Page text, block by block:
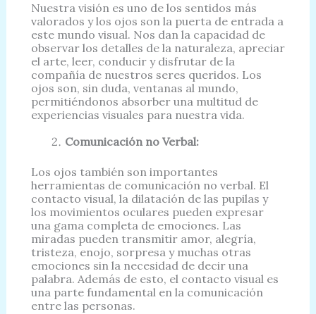
Nuestra visión es uno de los sentidos más
valorados y los ojos son la puerta de entrada a
este mundo visual. Nos dan la capacidad de
observar los detalles de la naturaleza, apreciar
el arte, leer, conducir y disfrutar de la
compañía de nuestros seres queridos. Los
ojos son, sin duda, ventanas al mundo,
permitiéndonos absorber una multitud de
experiencias visuales para nuestra vida.
Comunicación no Verbal:
Los ojos también son importantes
herramientas de comunicación no verbal. El
contacto visual, la dilatación de las pupilas y
los movimientos oculares pueden expresar
una gama completa de emociones. Las
miradas pueden transmitir amor, alegría,
tristeza, enojo, sorpresa y muchas otras
emociones sin la necesidad de decir una
palabra. Además de esto, el contacto visual es
una parte fundamental en la comunicación
entre las personas.